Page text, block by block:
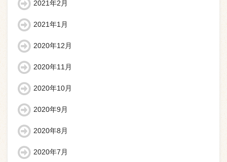
2021年2月
2021年1月
2020年12月
2020年11月
2020年10月
2020年9月
2020年8月
2020年7月